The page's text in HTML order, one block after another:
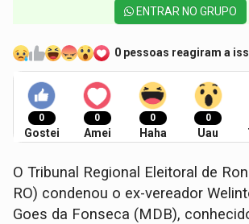
ENTRAR NO GRUPO
0 pessoas reagiram a
0
Gostei
0
Amei
0
Haha
0
Uau
O Tribunal Regional Eleitoral de
RO) condenou o ex-vereador
Goes da Fonseca (MDB),